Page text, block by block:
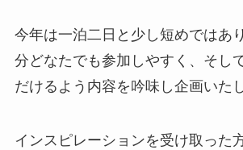
今年は一泊二日と少し短めではあ
分どなたでも参加しやすく、そし
だけるよう内容を吟味し企画いた
インスピレーションを受け取った